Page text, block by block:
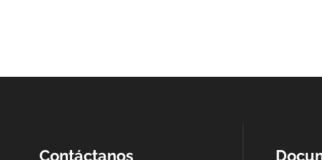
Contáctanos